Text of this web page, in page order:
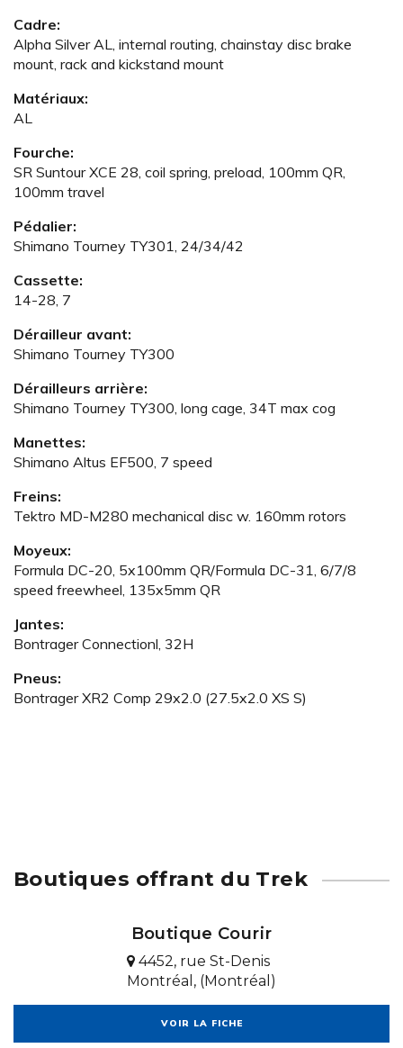
Cadre:
Alpha Silver AL, internal routing, chainstay disc brake
mount, rack and kickstand mount
Matériaux:
AL
Fourche:
SR Suntour XCE 28, coil spring, preload, 100mm QR,
100mm travel
Pédalier:
Shimano Tourney TY301, 24/34/42
Cassette:
14-28, 7
Dérailleur avant:
Shimano Tourney TY300
Dérailleurs arrière:
Shimano Tourney TY300, long cage, 34T max cog
Manettes:
Shimano Altus EF500, 7 speed
Freins:
Tektro MD-M280 mechanical disc w. 160mm rotors
Moyeux:
Formula DC-20, 5x100mm QR/Formula DC-31, 6/7/8
speed freewheel, 135x5mm QR
Jantes:
Bontrager Connectionl, 32H
Pneus:
Bontrager XR2 Comp 29x2.0 (27.5x2.0 XS S)
Boutiques offrant du Trek
Boutique Courir
4452, rue St-Denis
Montréal, (Montréal)
VOIR LA FICHE